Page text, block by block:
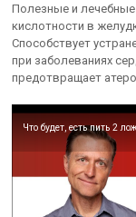
Полезные и
кислотности в
Способствует
при заболеваниях
предотвращает
Что будет, есть пить 2